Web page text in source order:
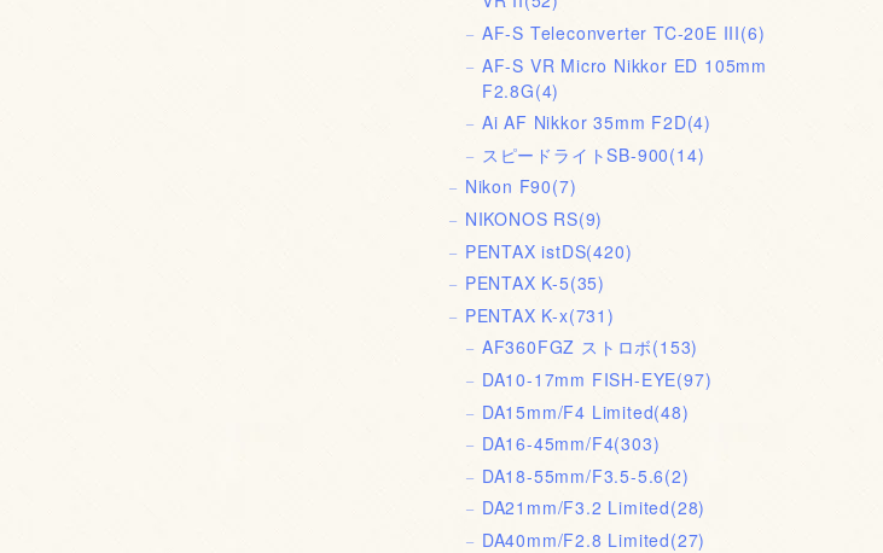
AF-S Teleconverter TC-20E III(6)
AF-S VR Micro Nikkor ED 105mm
F2.8G(4)
Ai AF Nikkor 35mm F2D(4)
スピードライトSB-900(14)
Nikon F90(7)
NIKONOS RS(9)
PENTAX istDS(420)
PENTAX K-5(35)
PENTAX K-x(731)
AF360FGZ ストロボ(153)
DA10-17mm FISH-EYE(97)
DA15mm/F4 Limited(48)
DA16-45mm/F4(303)
DA18-55mm/F3.5-5.6(2)
DA21mm/F3.2 Limited(28)
DA40mm/F2.8 Limited(27)